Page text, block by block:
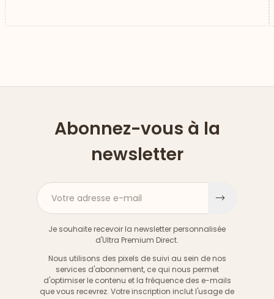
Abonnez-vous à la
newsletter
Votre adresse e-mail
Je souhaite recevoir la newsletter personnalisée
d'Ultra Premium Direct.
Nous utilisons des pixels de suivi au sein de nos
services d'abonnement, ce qui nous permet
d'optimiser le contenu et la fréquence des e-mails
que vous recevrez. Votre inscription inclut l'usage de